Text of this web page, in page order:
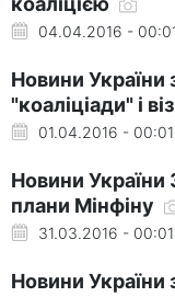
04.04.2016 -
Новини України
"коаліціади" і
01.04.2016 - 00:01
Новини України
плани Мінфіну
31.03.2016 - 00:01
Новини України